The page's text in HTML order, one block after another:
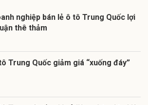
nghiệp bán lẻ ô tô Trung Quốc lợi
thê thảm
Trung Quốc giảm giá “xuống đáy”